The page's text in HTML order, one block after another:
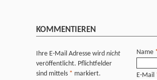
KOMMENTIEREN
Ihre E-Mail Adresse wird nicht
veröffentlicht. Pflichtfelder
sind mittels * markiert.
Name
E-Mail